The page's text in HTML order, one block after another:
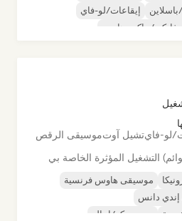
إيقاعات/لو-فاي
فانكي/جاكين هاوس
لو-فايتشيل آوتموسيقى الرقص
التشغيل المؤثرة الخاصة بي
موسيقى هاوس فرنسية
دانس
نيو ديسكو/إيتالو